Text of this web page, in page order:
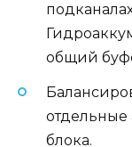
общий
отдельные
блока.